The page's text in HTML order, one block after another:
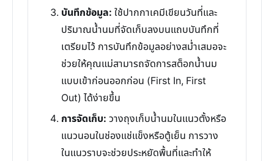
บันทึกข้อมูล: ใช้ปากกาเคมีเขียนวันที่และ
ปริมาณน้ำนมที่จัดเก็บลงบนแถบบันทึกที่
เตรียมไว้ การบันทึกข้อมูลอย่างสม่ำเสมอจะ
ช่วยให้คุณแม่สามารถจัดการสต็อกน้ำนม
แบบเข้าก่อนออกก่อน (First In, First
Out) ได้ง่ายขึ้น
การจัดเก็บ: วางถุงเก็บน้ำนมในแนวตั้งหรือ
แนวนอนในช่องแช่แข็งหรือตู้เย็น การวาง
ในแนวราบจะช่วยประหยัดพื้นที่และทำให้